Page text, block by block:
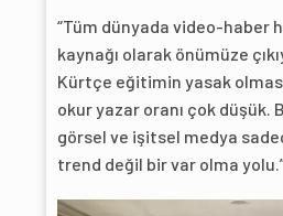
“Tüm dünyada video-haber
kaynağı olarak önümüze
Kürtçe eğitimin yasak
okur yazar oranı çok düşük.
görsel ve işitsel medya
trend değil bir var olma